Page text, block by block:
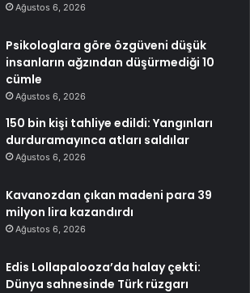
Ağustos 6, 2026
Psikologlara göre özgüveni düşük
insanların ağzından düşürmediği 10
cümle
Ağustos 6, 2026
150 bin kişi tahliye edildi: Yangınları
durduramayınca atları saldılar
Ağustos 6, 2026
Kavanozdan çıkan madeni para 39
milyon lira kazandırdı
Ağustos 6, 2026
Edis Lollapalooza’da halay çekti:
Dünya sahnesinde Türk rüzgarı